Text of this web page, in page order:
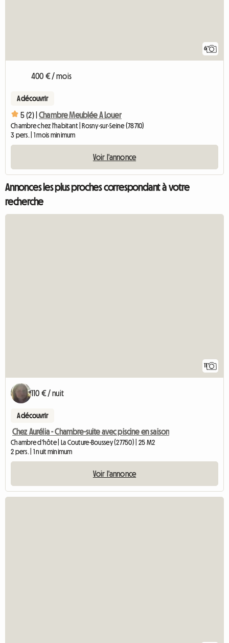
6
400 € / mois
A découvrir
5 (2) | Chambre Meublée A Louer
Chambre chez l'habitant | Rosny-sur-Seine (78710)
3 pers. | 1 mois minimum
Voir l'annonce
Annonces les plus proches correspondant à votre
recherche
11
110 € / nuit
A découvrir
Chez Aurélia - Chambre-suite avec piscine en saison
Chambre d'hôte | La Couture-Boussey (27750) | 25 M2
2 pers. | 1 nuit minimum
Voir l'annonce